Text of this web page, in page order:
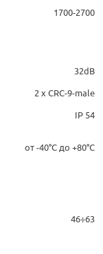
1700-2700
32dB
2 х CRC-9-male
IP 54
от -40°C до +80°C
46÷63